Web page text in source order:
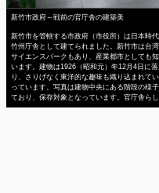
新竹市政府～戦前の官庁舎の建築美
新竹市を管轄する市政府（市役所）は日本時
竹州庁舎として建てられました。新竹市は台
サイエンスパークもあり、産業都市としても
います。建物は1926（昭和元）年12月4日に
り、さりげなく東洋的な趣味も織り込まれて
っています。写真は建物中央にある階段の様
ており、保存対象となっています。官庁舎ら